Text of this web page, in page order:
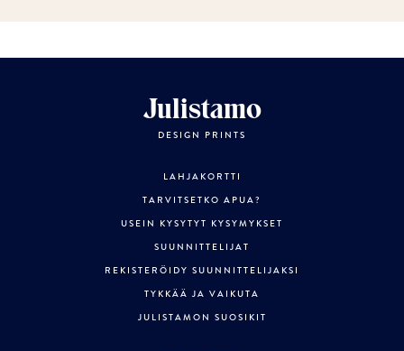
Julistamo
DESIGN PRINTS
LAHJAKORTTI
TARVITSETKO APUA?
USEIN KYSYTYT KYSYMYKSET
SUUNNITTELIJAT
REKISTERÖIDY SUUNNITTELIJAKSI
TYKKÄÄ JA VAIKUTA
JULISTAMON SUOSIKIT